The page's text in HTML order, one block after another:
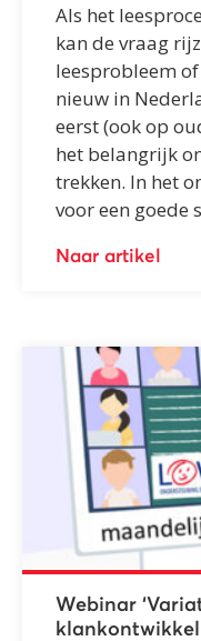
Als het
kan de vraag
leesprobleem
nieuw in
eerst (ook op
het belangrijk
trekken. In het
voor een goede
Naar artikel
Webinar